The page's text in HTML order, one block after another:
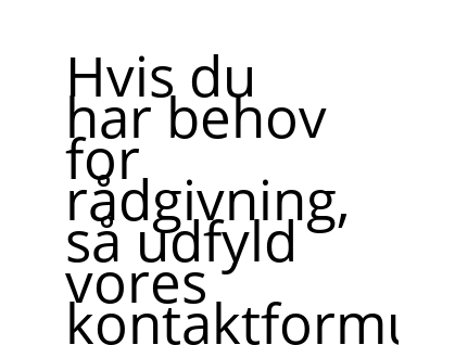
Hvis du
har behov
for
rådgivning,
så udfyld
vores